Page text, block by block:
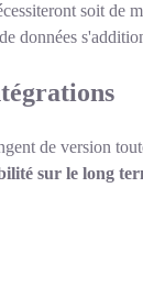
soit de
données
de version
sur le long